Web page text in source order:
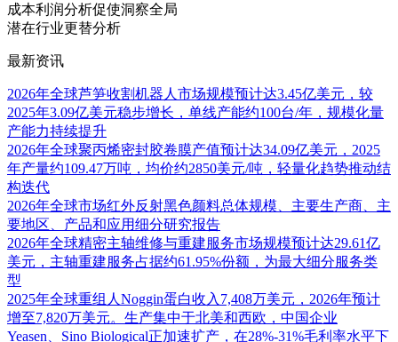
成本利润分析促使洞察全局
潜在行业更替分析
最新资讯
2026年全球芦笋收割机器人市场规模预计达3.45亿美元，较
2025年3.09亿美元稳步增长，单线产能约100台/年，规模化量
产能力持续提升
2026年全球聚丙烯密封胶卷膜产值预计达34.09亿美元，2025
年产量约109.47万吨，均价约2850美元/吨，轻量化趋势推动结
构迭代
2026年全球市场红外反射黑色颜料总体规模、主要生产商、主
要地区、产品和应用细分研究报告
2026年全球精密主轴维修与重建服务市场规模预计达29.61亿
美元，主轴重建服务占据约61.95%份额，为最大细分服务类
型
2025年全球重组人Noggin蛋白收入7,408万美元，2026年预计
增至7,820万美元。生产集中于北美和西欧，中国企业
Yeasen、Sino Biological正加速扩产，在28%-31%毛利率水平下